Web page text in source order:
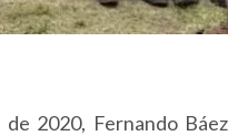
2020, Fernando Báez